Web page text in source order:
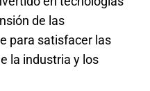
de las
para satisfacer las
la industria y los